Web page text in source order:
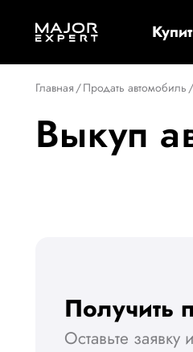
Главная /Продать автомобиль /
Выкуп
Получить
Оставьте